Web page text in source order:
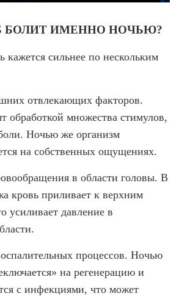
БОЛИТ ИМЕННО НОЧЬЮ?
кажется сильнее по нескольким
отвлекающих факторов.
обработкой множества стимулов,
Ночью же организм
на собственных ощущениях.
в области головы. В
кровь приливает к верхним
усиливает давление в
процессов. Ночью
на регенерацию и
с инфекциями, что может